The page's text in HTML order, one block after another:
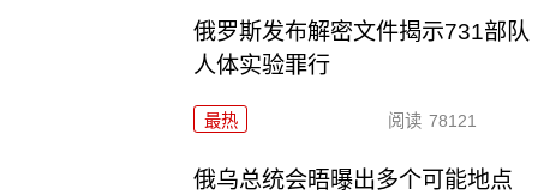
俄罗斯发布解密文件揭示731部队
人体实验罪行
最热 阅读 78121
俄乌总统会晤曝出多个可能地点